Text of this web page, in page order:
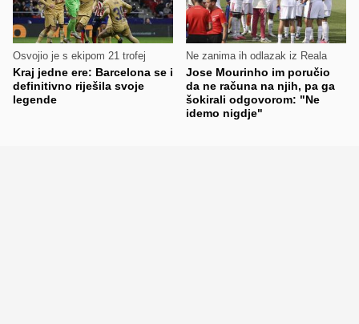
Osvojio je s ekipom 21 trofej
Kraj jedne ere: Barcelona se i
definitivno riješila svoje
legende
Ne zanima ih odlazak iz Reala
Jose Mourinho im poručio
da ne računa na njih, pa ga
šokirali odgovorom: "Ne
idemo nigdje"